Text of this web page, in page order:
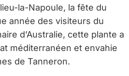
la-Napoule, la fête du
année des visiteurs du
d’Australie, cette plante a
méditerranéen et envahie
de Tanneron.